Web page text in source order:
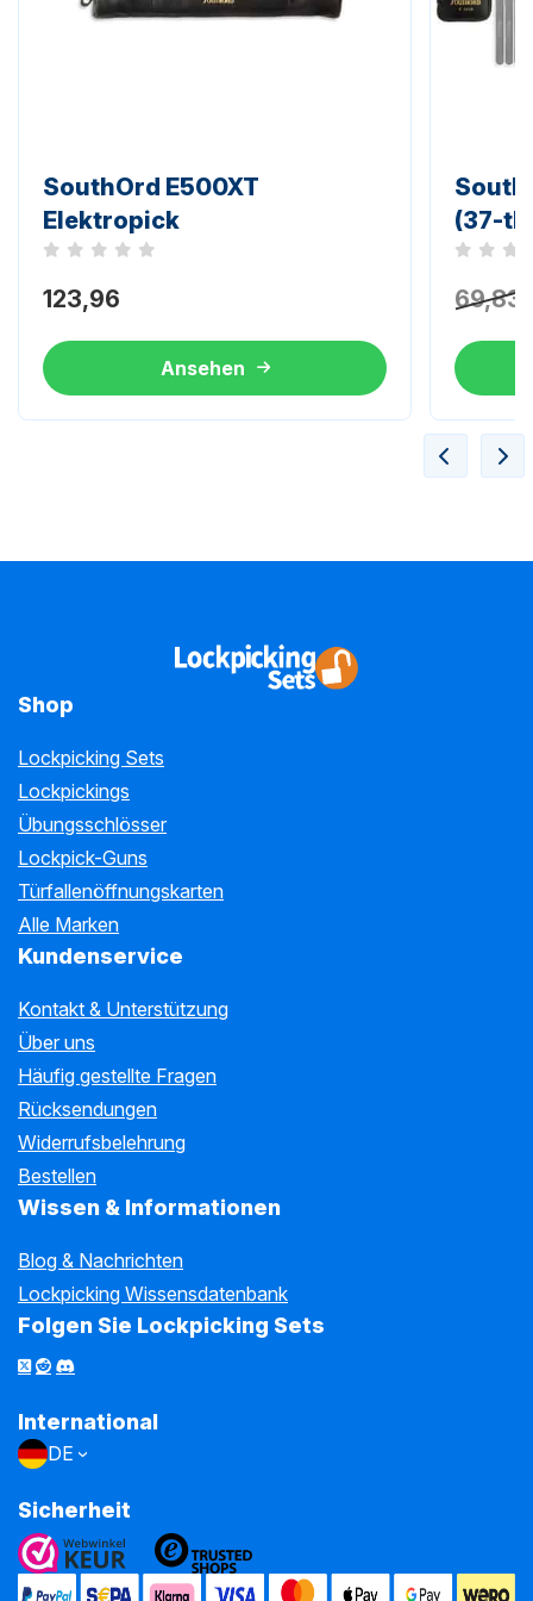
SouthOrd E500XT
Elektropick
Noch keine Bewertungen
123,96
Ansehen
(37-
Noch
69,83
Shop
Lockpicking Sets
Lockpickings
Übungsschlösser
Lockpick-Guns
Türfallenöffnungskarten
Alle Marken
Kundenservice
Kontakt & Unterstützung
Über uns
Häufig gestellte Fragen
Rücksendungen
Widerrufsbelehrung
Bestellen
Wissen & Informationen
Blog & Nachrichten
Lockpicking Wissensdatenbank
Folgen Sie Lockpicking Sets
International
DE
Sicherheit